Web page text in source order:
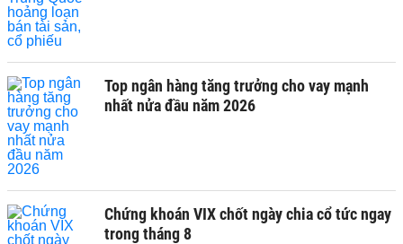
Top ngân hàng tăng trưởng cho vay mạnh
nhất nửa đầu năm 2026
Chứng khoán VIX chốt ngày chia cổ tức ngay
trong tháng 8